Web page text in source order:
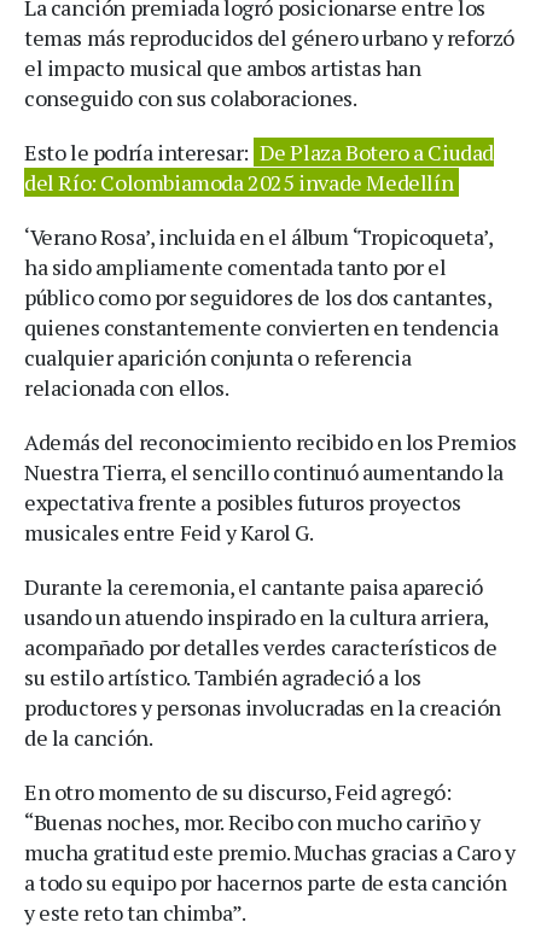
La canción premiada logró posicionarse entre los
temas más reproducidos del género urbano y reforzó
el impacto musical que ambos artistas han
conseguido con sus colaboraciones.
Esto le podría interesar: De Plaza Botero a Ciudad
del Río: Colombiamoda 2025 invade Medellín
‘Verano Rosa’, incluida en el álbum ‘Tropicoqueta’,
ha sido ampliamente comentada tanto por el
público como por seguidores de los dos cantantes,
quienes constantemente convierten en tendencia
cualquier aparición conjunta o referencia
relacionada con ellos.
Además del reconocimiento recibido en los Premios
Nuestra Tierra, el sencillo continuó aumentando la
expectativa frente a posibles futuros proyectos
musicales entre Feid y Karol G.
Durante la ceremonia, el cantante paisa apareció
usando un atuendo inspirado en la cultura arriera,
acompañado por detalles verdes característicos de
su estilo artístico. También agradeció a los
productores y personas involucradas en la creación
de la canción.
En otro momento de su discurso, Feid agregó:
“Buenas noches, mor. Recibo con mucho cariño y
mucha gratitud este premio. Muchas gracias a Caro y
a todo su equipo por hacernos parte de esta canción
y este reto tan chimba”.